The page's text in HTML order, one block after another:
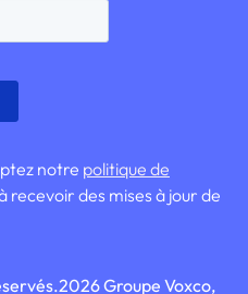
notre politique de
recevoir des mises à jour de
2026Groupe Voxco,